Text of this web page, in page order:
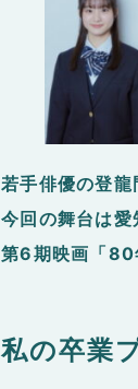
若手俳優の登
今回の舞台は愛
第6期映画「80
私の卒業